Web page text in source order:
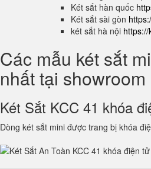
Két sắt hàn quốc
Két sắt sài gòn
két sắt hà nội
Các mẫu két sắt
nhất tại
Két Sắt KCC 41 khóa
Dòng két sắt mini được trang bị khóa